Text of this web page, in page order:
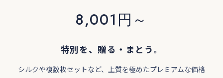
8,001円～
特別を、贈る・まとう。
シルクや複数枚セットなど、上質を極めたプレミアムな価格